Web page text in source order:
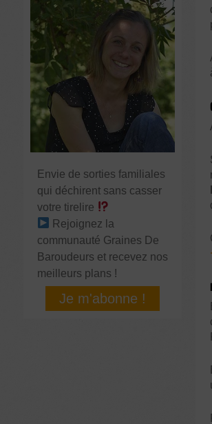
Envie de sorties familiales
qui déchirent sans casser
votre tirelire
Rejoignez la
communauté Graines De
Baroudeurs et recevez nos
meilleurs plans !
Je m'abonne !